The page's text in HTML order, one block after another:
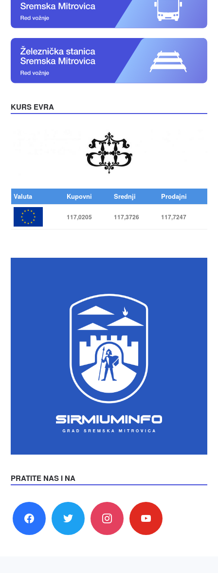
KURS EVRA
Valuta Kupovni Srednji Prodajni
117,0205 117,3726 117,7247
PRATITE NAS I NA
facebook twitter instagram youtube